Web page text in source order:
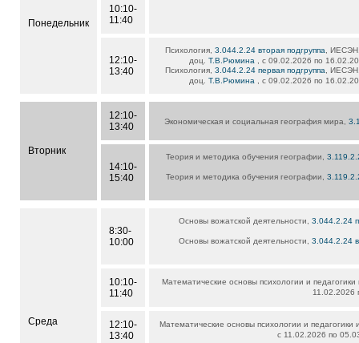
Понедельник
10:10-
11:40
12:10-
13:40
Психология, 3.044.2.24 вторая подгруппа ,
доц.Т.В.Рюмина
, с 09.02.2026 по
Психология, 3.044.2.24 первая подгруппа ,
доц.Т.В.Рюмина , с 09.02.2026 по
Вторник
12:10-
13:40
Экономическая и социальная география мира,
14:10-
15:40
Теория и методика обучения географии,
Теория и методика обучения географии,
Среда
8:30-
10:00
Основы вожатской деятельности, 3.044.2.24
Основы вожатской деятельности, 3.044.2.24
10:10-
11:40
Математические основы психологии и
11.02.2026
12:10-
13:40
Математические основы психологии и
с 11.02.2026 по